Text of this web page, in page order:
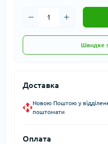
Швидке
Доставка
Новою Поштою у
поштомати
Оплата